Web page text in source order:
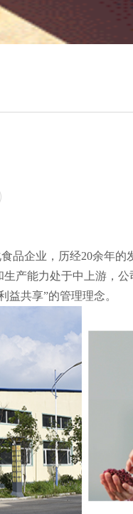
品企业，历经20余年的
产能力处于中上游，
共享”的管理理念。